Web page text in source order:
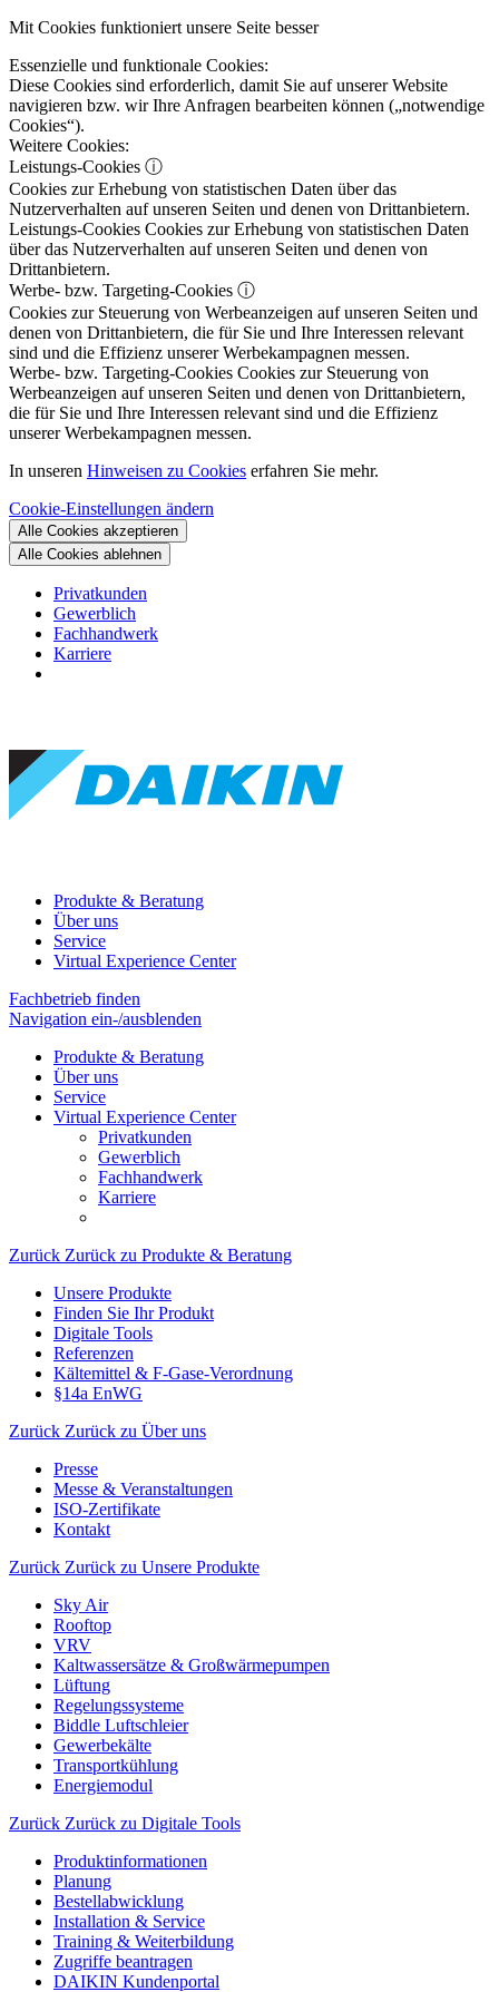
Mit Cookies funktioniert unsere Seite besser
Essenzielle und funktionale Cookies:
Diese Cookies sind erforderlich, damit Sie auf unserer Website
navigieren bzw. wir Ihre Anfragen bearbeiten können („notwendige
Cookies“).
Weitere Cookies:
Leistungs-Cookies ⓘ
Cookies zur Erhebung von statistischen Daten über das
Nutzerverhalten auf unseren Seiten und denen von Drittanbietern.
Leistungs-Cookies Cookies zur Erhebung von statistischen Daten
über das Nutzerverhalten auf unseren Seiten und denen von
Drittanbietern.
Werbe- bzw. Targeting-Cookies ⓘ
Cookies zur Steuerung von Werbeanzeigen auf unseren Seiten und
denen von Drittanbietern, die für Sie und Ihre Interessen relevant
sind und die Effizienz unserer Werbekampagnen messen.
Werbe- bzw. Targeting-Cookies Cookies zur Steuerung von
Werbeanzeigen auf unseren Seiten und denen von Drittanbietern,
die für Sie und Ihre Interessen relevant sind und die Effizienz
unserer Werbekampagnen messen.
In unseren Hinweisen zu Cookies erfahren Sie mehr.
Cookie-Einstellungen ändern
Alle Cookies akzeptieren
Alle Cookies ablehnen
Privatkunden
Gewerblich
Fachhandwerk
Karriere
Produkte & Beratung
Über uns
Service
Virtual Experience Center
Fachbetrieb finden
Navigation ein-/ausblenden
Produkte & Beratung
Über uns
Service
Virtual Experience Center
Privatkunden
Gewerblich
Fachhandwerk
Karriere
Zurück Zurück zu Produkte & Beratung
Unsere Produkte
Finden Sie Ihr Produkt
Digitale Tools
Referenzen
Kältemittel & F-Gase-Verordnung
§14a EnWG
Zurück Zurück zu Über uns
Presse
Messe & Veranstaltungen
ISO-Zertifikate
Kontakt
Zurück Zurück zu Unsere Produkte
Sky Air
Rooftop
VRV
Kaltwassersätze & Großwärmepumpen
Lüftung
Regelungssysteme
Biddle Luftschleier
Gewerbekälte
Transportkühlung
Energiemodul
Zurück Zurück zu Digitale Tools
Produktinformationen
Planung
Bestellabwicklung
Installation & Service
Training & Weiterbildung
Zugriffe beantragen
DAIKIN Kundenportal